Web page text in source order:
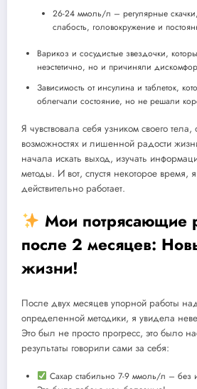
26-24 ммоль/л – регулярные
слабость, головокружение и
Варикоз и сосудистые звездочки,
неэстетично, но и причиняли
Зависимость от инсулина и таблеток,
облегчали состояние, но не решали
Я чувствовала себя узником своего
возможностях и лишенной радости
начала искать выход, изучать
методы. И вот, спустя некоторое время,
действительно работает.
Мои потрясающие
после 2 месяцев:
жизни!
После двух месяцев упорной работы
определенной методики, я увидела
Это был не просто прогресс, это было
результаты говорили сами за себя:
Сахар стабильно 7-9 ммоль/л – без